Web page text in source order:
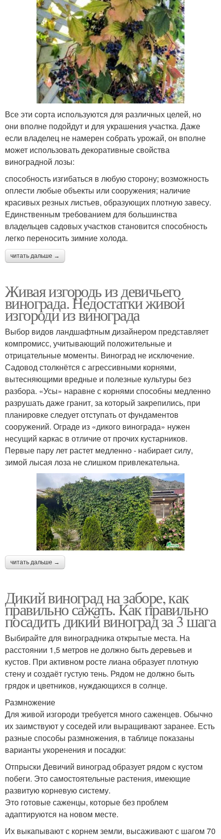
Все эти сорта используются для различных целей, но
они вполне подойдут и для украшения участка. Даже
если владелец не намерен собрать урожай, он вполне
может использовать декоративные свойства
виноградной лозы:
способность изгибаться в любую сторону; возможность
оплести любые объекты или сооружения; наличие
красивых резных листьев, образующих плотную завесу.
Единственным требованием для большинства
владельцев садовых участков становится способность
легко переносить зимние холода.
читать дальше →
Живая изгородь из девичьего
винограда. Недостатки живой
изгороди из винограда
Выбор видов ландшафтным дизайнером представляет
компромисс, учитывающий положительные и
отрицательные моменты. Виноград не исключение.
Садовод столкнётся с агрессивными корнями,
вытесняющими вредные и полезные культуры без
разбора. «Усы» наравне с корнями способны медленно
разрушать даже гранит, за который закрепились, при
планировке следует отступать от фундаментов
сооружений. Ограде из «дикого винограда» нужен
несущий каркас в отличие от прочих кустарников.
Первые пару лет растет медленно - набирает силу,
зимой лысая лоза не слишком привлекательна.
читать дальше →
Дикий виноград на заборе, как
правильно сажать. Как правильно
посадить дикий виноград за 3 шага
Выбирайте для виноградника открытые места. На
расстоянии 1,5 метров не должно быть деревьев и
кустов. При активном росте лиана образует плотную
стену и создаёт густую тень. Рядом не должно быть
грядок и цветников, нуждающихся в солнце.
Размножение
Для живой изгороди требуется много саженцев. Обычно
их заимствуют у соседей или выращивают заранее. Есть
разные способы размножения, в таблице показаны
варианты укоренения и посадки:
Отпрыски Девичий виноград образует рядом с кустом
побеги. Это самостоятельные растения, имеющие
развитую корневую систему.
Это готовые саженцы, которые без проблем
адаптируются на новом месте.
Их выкапывают с корнем земли, высаживают с шагом 70